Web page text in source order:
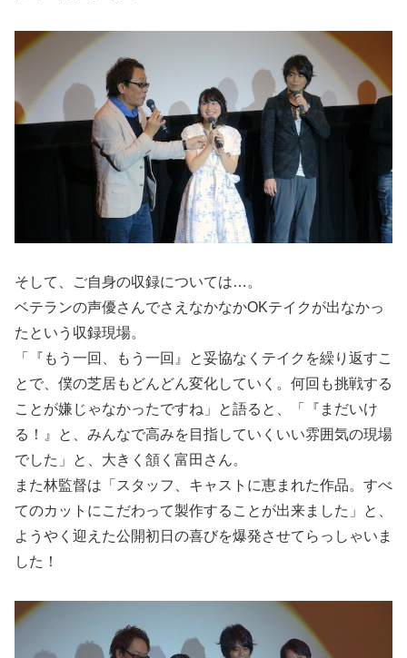
そして、ご自身の収録については…。
ベテランの声優さんでさえなかなかOKテイクが出なかっ
たという収録現場。
「『もう一回、もう一回』と妥協なくテイクを繰り返すこ
とで、僕の芝居もどんどん変化していく。何回も挑戦する
ことが嫌じゃなかったですね」と語ると、「『まだいけ
る！』と、みんなで高みを目指していくいい雰囲気の現場
でした」と、大きく頷く富田さん。
また林監督は「スタッフ、キャストに恵まれた作品。すべ
てのカットにこだわって製作することが出来ました」と、
ようやく迎えた公開初日の喜びを爆発させてらっしゃいま
した！